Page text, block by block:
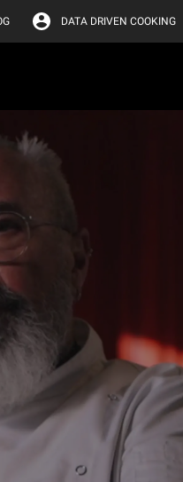
DATA DRIVEN COOKING